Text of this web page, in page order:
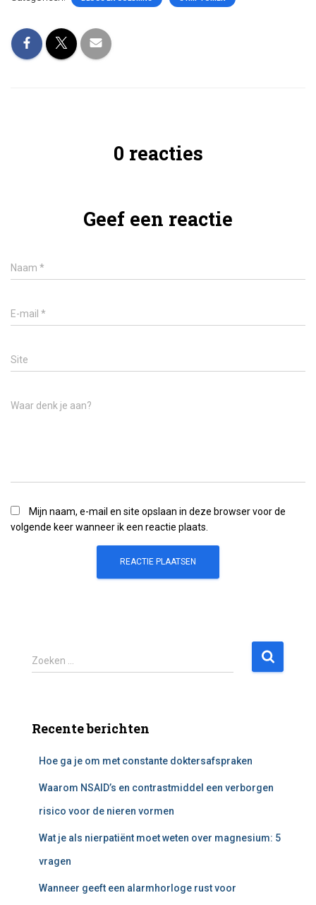
0 reacties
Geef een reactie
Naam *
E-mail *
Site
Waar denk je aan?
Mijn naam, e-mail en site opslaan in deze browser voor de
volgende keer wanneer ik een reactie plaats.
Z
o
n
Zoeken …
Recente berichten
Hoe ga je om met constante doktersafspraken
Waarom NSAID’s en contrastmiddel een verborgen
risico voor de nieren vormen
Wat je als nierpatiënt moet weten over magnesium: 5
vragen
Wanneer geeft een alarmhorloge rust voor